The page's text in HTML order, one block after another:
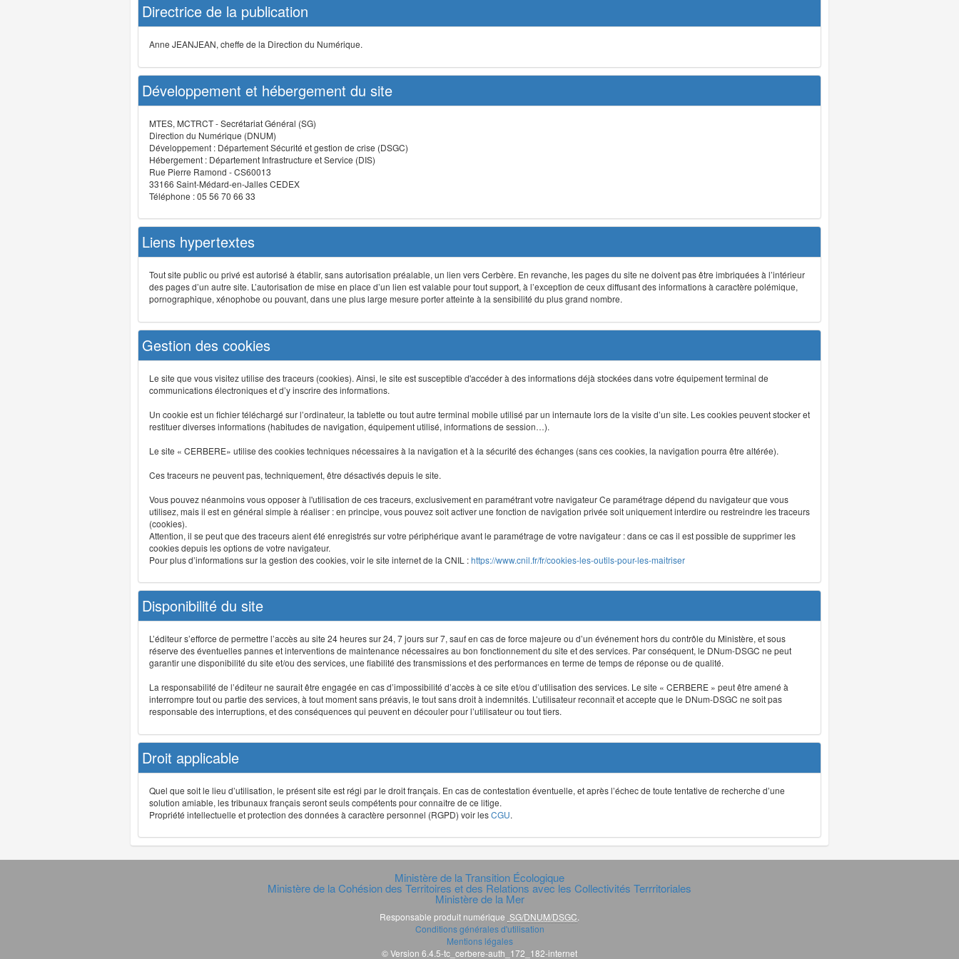
Directrice de la publication
Anne JEANJEAN, cheffe de la Direction du Numérique.
Développement et hébergement du site
MTES, MCTRCT - Secrétariat Général (SG)
Direction du Numérique (DNUM)
Développement : Département Sécurité et gestion de crise (DSGC)
Hébergement : Département Infrastructure et Service (DIS)
Rue Pierre Ramond - CS60013
33166 Saint-Médard-en-Jalles CEDEX
Téléphone : 05 56 70 66 33
Liens hypertextes
Tout site public ou privé est autorisé à établir, sans autorisation préalable, un lien vers Cerbère. En revanche, les pages du site ne doivent pas être imbriquées à l’intérieur
des pages d’un autre site. L’autorisation de mise en place d’un lien est valable pour tout support, à l’exception de ceux diffusant des informations à caractère polémique,
pornographique, xénophobe ou pouvant, dans une plus large mesure porter atteinte à la sensibilité du plus grand nombre.
Gestion des cookies
Le site que vous visitez utilise des traceurs (cookies). Ainsi, le site est susceptible d'accéder à des informations déjà stockées dans votre équipement terminal de
communications électroniques et d’y inscrire des informations.
Un cookie est un fichier téléchargé sur l’ordinateur, la tablette ou tout autre terminal mobile utilisé par un internaute lors de la visite d’un site. Les cookies peuvent stocker et
restituer diverses informations (habitudes de navigation, équipement utilisé, informations de session…).
Le site « CERBERE» utilise des cookies techniques nécessaires à la navigation et à la sécurité des échanges (sans ces cookies, la navigation pourra être altérée).
Ces traceurs ne peuvent pas, techniquement, être désactivés depuis le site.
Vous pouvez néanmoins vous opposer à l'utilisation de ces traceurs, exclusivement en paramétrant votre navigateur Ce paramétrage dépend du navigateur que vous
utilisez, mais il est en général simple à réaliser : en principe, vous pouvez soit activer une fonction de navigation privée soit uniquement interdire ou restreindre les traceurs
(cookies).
Attention, il se peut que des traceurs aient été enregistrés sur votre périphérique avant le paramétrage de votre navigateur : dans ce cas il est possible de supprimer les
cookies depuis les options de votre navigateur.
Pour plus d’informations sur la gestion des cookies, voir le site internet de la CNIL :https://www.cnil.fr/fr/cookies-les-outils-pour-les-maitriser
Disponibilité du site
L’éditeur s’efforce de permettre l’accès au site 24 heures sur 24, 7 jours sur 7, sauf en cas de force majeure ou d’un événement hors du contrôle du Ministère, et sous
réserve des éventuelles pannes et interventions de maintenance nécessaires au bon fonctionnement du site et des services. Par conséquent, le DNum-DSGC ne peut
garantir une disponibilité du site et/ou des services, une fiabilité des transmissions et des performances en terme de temps de réponse ou de qualité.
La responsabilité de l’éditeur ne saurait être engagée en cas d’impossibilité d’accès à ce site et/ou d’utilisation des services. Le site « CERBERE » peut être amené à
interrompre tout ou partie des services, à tout moment sans préavis, le tout sans droit à indemnités. L’utilisateur reconnaît et accepte que le DNum-DSGC ne soit pas
responsable des interruptions, et des conséquences qui peuvent en découler pour l’utilisateur ou tout tiers.
Droit applicable
Quel que soit le lieu d’utilisation, le présent site est régi par le droit français. En cas de contestation éventuelle, et après l’échec de toute tentative de recherche d’une
solution amiable, les tribunaux français seront seuls compétents pour connaître de ce litige.
Propriété intellectuelle et protection des données à caractère personnel (RGPD) voir lesCGU.
Ministère de la Transition Écologique
Ministère de la Cohésion des Territoires et des Relations avec les Collectivités Terrritoriales
Ministère de la Mer
Responsable produit numérique SG/DNUM/DSGC
Conditions générales d'utilisation
Mentions légales
© Version 6.4.5-tc_cerbere-auth_172_182-internet